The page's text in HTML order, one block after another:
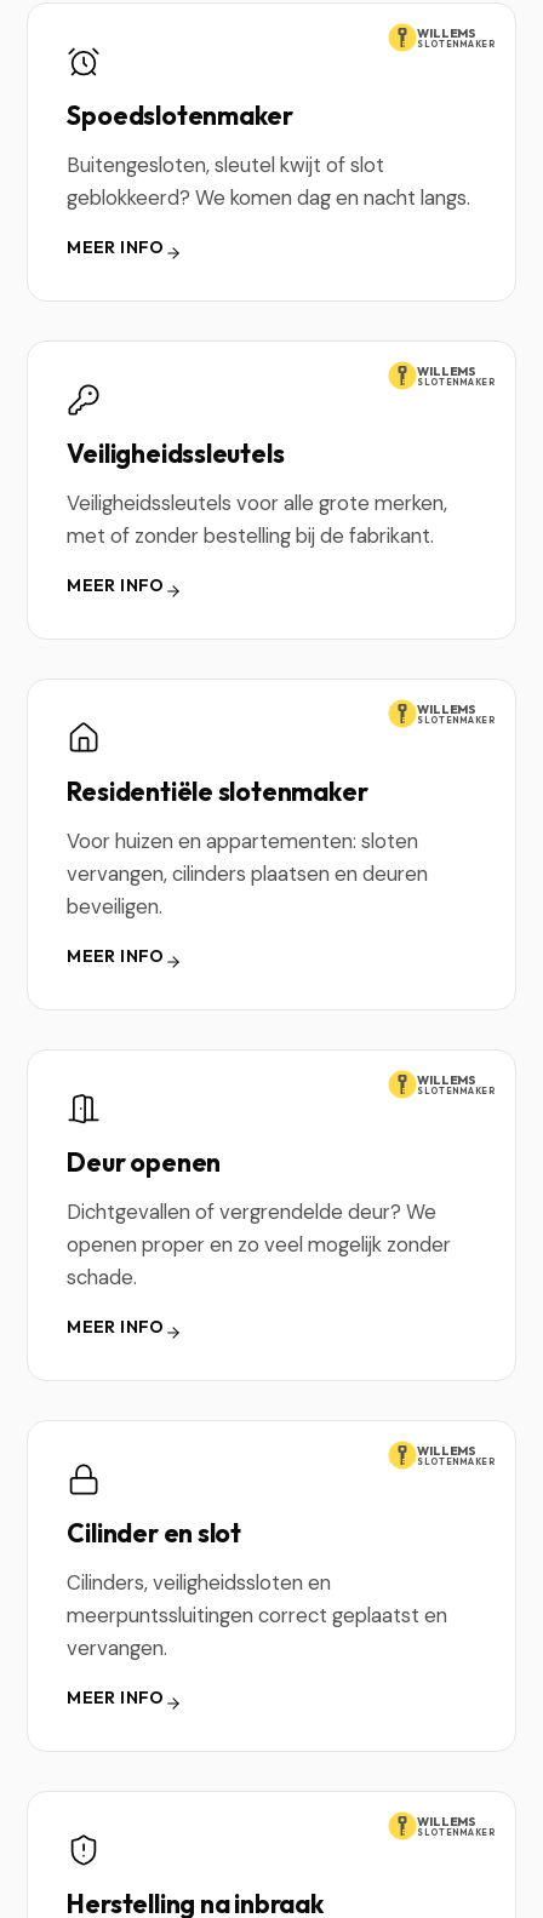
WILLEMS
SLOTENMAKER
Spoedslotenmaker
Buitengesloten, sleutel kwijt of slot
geblokkeerd? We komen dag en nacht langs.
MEER INFO
WILLEMS
SLOTENMAKER
Veiligheidssleutels
Veiligheidssleutels voor alle grote merken,
met of zonder bestelling bij de fabrikant.
MEER INFO
WILLEMS
SLOTENMAKER
Residentiële slotenmaker
Voor huizen en appartementen: sloten
vervangen, cilinders plaatsen en deuren
beveiligen.
MEER INFO
WILLEMS
SLOTENMAKER
Deur openen
Dichtgevallen of vergrendelde deur? We
openen proper en zo veel mogelijk zonder
schade.
MEER INFO
WILLEMS
SLOTENMAKER
Cilinder en slot
Cilinders, veiligheidssloten en
meerpuntssluitingen correct geplaatst en
vervangen.
MEER INFO
WILLEMS
SLOTENMAKER
Herstelling na inbraak